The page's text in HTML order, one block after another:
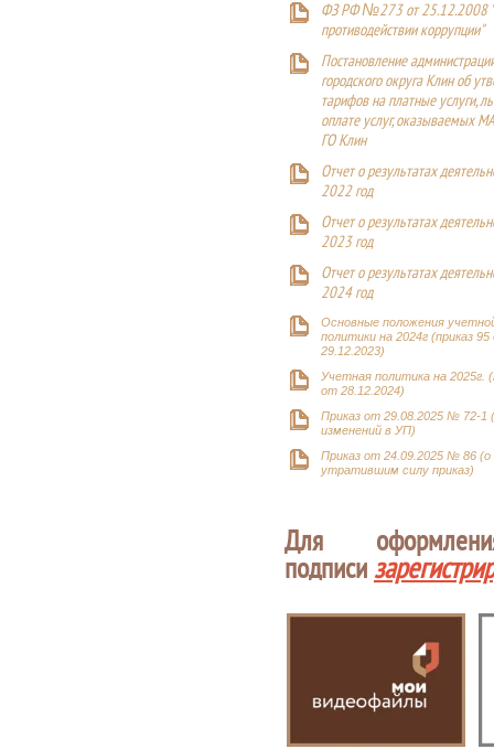
ФЗ РФ №273 от 25.12.2008
противодействии коррупции"
Постановление
городского округа Клин об
тарифов на платные услуги,
оплате услуг, оказываемых
ГО Клин
Отчет о результатах
2022 год
Отчет о результатах
2023 год
Отчет о результатах
2024 год
Основные положения
политики на 2024г (приказ
29.12.2023)
Учетная политика на 2025г.
от 28.12.2024)
Приказ от 29.08.2025 № 72-1
изменений в УП)
Приказ от 24.09.2025 № 86 (о
утратившим силу приказ)
Для
подписи